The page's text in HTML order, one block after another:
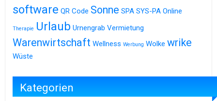
software QR Code Sonne SPA SYS-PA Online
Therapie Urlaub Urnengrab Vermietung
Warenwirtschaft Wellness Werbung Wolke wrike
Wüste
Kategorien